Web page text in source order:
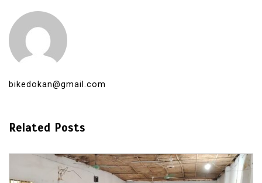
bikedokan@gmail.com
Related Posts